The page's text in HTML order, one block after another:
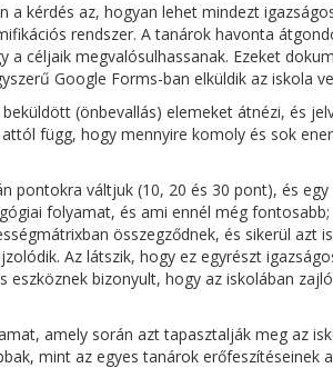
a kérdés az, hogyan lehet mindezt
rendszer. A tanárok havonta
a céljaik megvalósulhassanak. Ezeket
Google Forms-ban elküldik az iskola
(önbevallás) elemeket átnézi, és
attól függ, hogy mennyire komoly és sok
pontokra váltjuk (10, 20 és 30 pont), és
folyamat, és ami ennél még
összegződnek, és sikerül azt
Az látszik, hogy ez egyrészt
bizonyult, hogy az iskolában
amely során azt tapasztalják meg az
mint az egyes tanárok erőfeszítéseinek